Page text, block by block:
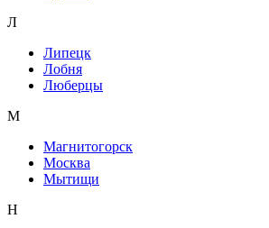
Л
Липецк
Лобня
Люберцы
М
Магнитогорск
Москва
Мытищи
Н